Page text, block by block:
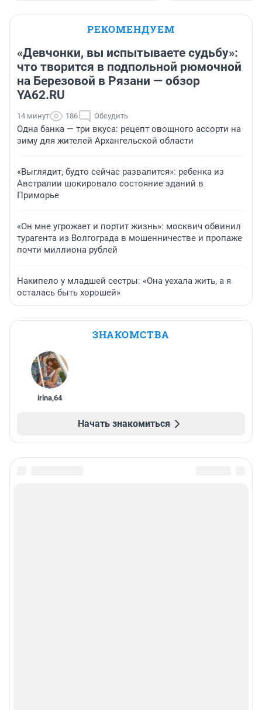
РЕКОМЕНДУЕМ
«Девчонки, вы испытываете судьбу»:
что творится в подпольной рюмочной
на Березовой в Рязани — обзор
YA62.RU
14 минут 186 Обсудить
Одна банка — три вкуса: рецепт овощного ассорти на
зиму для жителей Архангельской области
«Выглядит, будто сейчас развалится»: ребенка из
Австралии шокировало состояние зданий в
Приморье
«Он мне угрожает и портит жизнь»: москвич обвинил
турагента из Волгограда в мошенничестве и пропаже
почти миллиона рублей
Накипело у младшей сестры: «Она уехала жить, а я
осталась быть хорошей»
ЗНАКОМСТВА
irina,64
Начать знакомиться